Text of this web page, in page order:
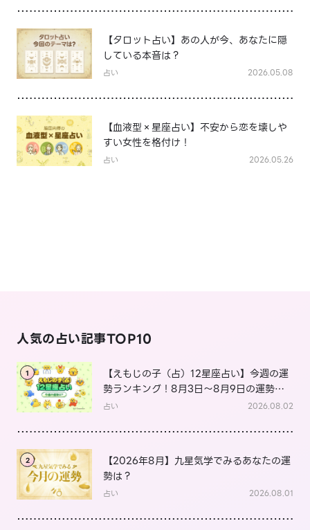
【タロット占い】あの人が今、あなたに隠
している本音は？
占い 2026.05.08
【血液型×星座占い】不安から恋を壊しや
すい女性を格付け！
占い 2026.05.26
人気の占い記事TOP10
1
【えもじの子（占）12星座占い】今週の運
勢ランキング！8月3日～8月9日の運勢
は？
占い 2026.08.02
2
【2026年8月】九星気学でみるあなたの運
勢は？
占い 2026.08.01